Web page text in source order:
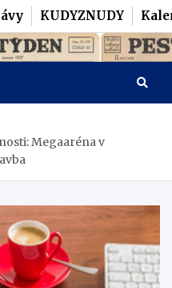
KUDYZNUDY
Megaaréna v